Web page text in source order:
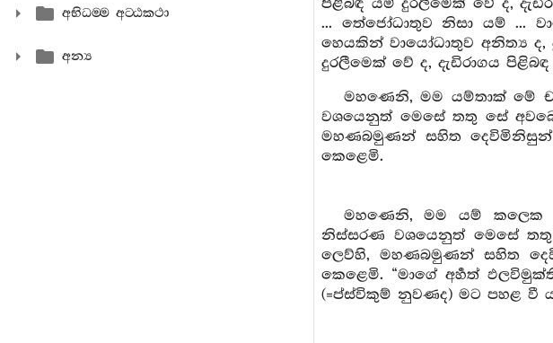
අභිධම‍්ම අට‍්ඨකථා
අන්‍ය
පිළිබඳ යම් දුරලීමෙක් වේ ද,
... තේජෝධාතුව නිසා යම් ...
හෙයකින් වායෝධාතුව අනිත්‍ය ද,
දුරලීමෙක් වේ ද, දැඩිරාගය
මහණෙනි, මම යම්තාක් මේ
වශයෙනුත් මෙසේ තතු සේ
මහණබමුණන් සහිත දෙවිමිනිසුන්
කෙළෙමි.
මහණෙනි, මම යම් කලෙක
නිස්සරණ වශයෙනුත් මෙසේ
ලෙව්හි, මහණබමුණන් සහිත
කෙළෙමි. “මාගේ අර්‍හත්
(=ප්ස්විකුම් නුවණද) මට පහළ වී